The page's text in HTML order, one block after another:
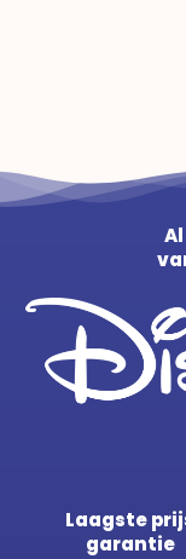
Laagste
garantie